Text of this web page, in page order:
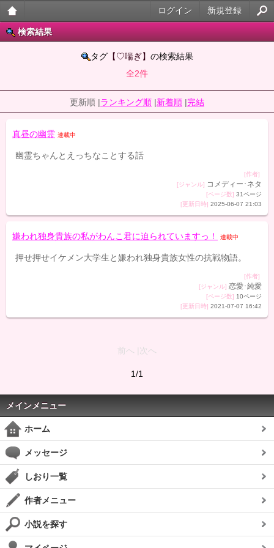
大人
新規登録
ログイン
検索結果
タグ【♡喘ぎ】 の検索結果
全2件
更新順 |ランキング順 |新着順 |完結
真昼の幽霊 連載中
幽霊ちゃんとえっちなことする話
[作者]
[ジャンル] コメディー･ネタ
[ページ数] 31ページ
[更新日時] 2025-06-07 21:03
嫌われ独身貴族の私がわんこ君に迫られていますっ！ 連載中
押せ押せイケメン大学生と嫌われ独身貴族女性の抗戦物語。
[作者]
[ジャンル] 恋愛･純愛
[ページ数] 10ページ
[更新日時] 2021-07-07 16:42
前へ |次へ
1/1
メインメニュー
ホーム
メッセージ
しおり一覧
作者メニュー
小説を探す